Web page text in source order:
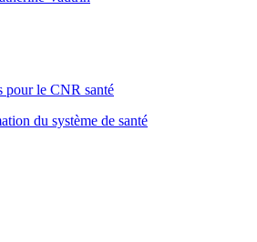
pour le CNR santé
du système de santé